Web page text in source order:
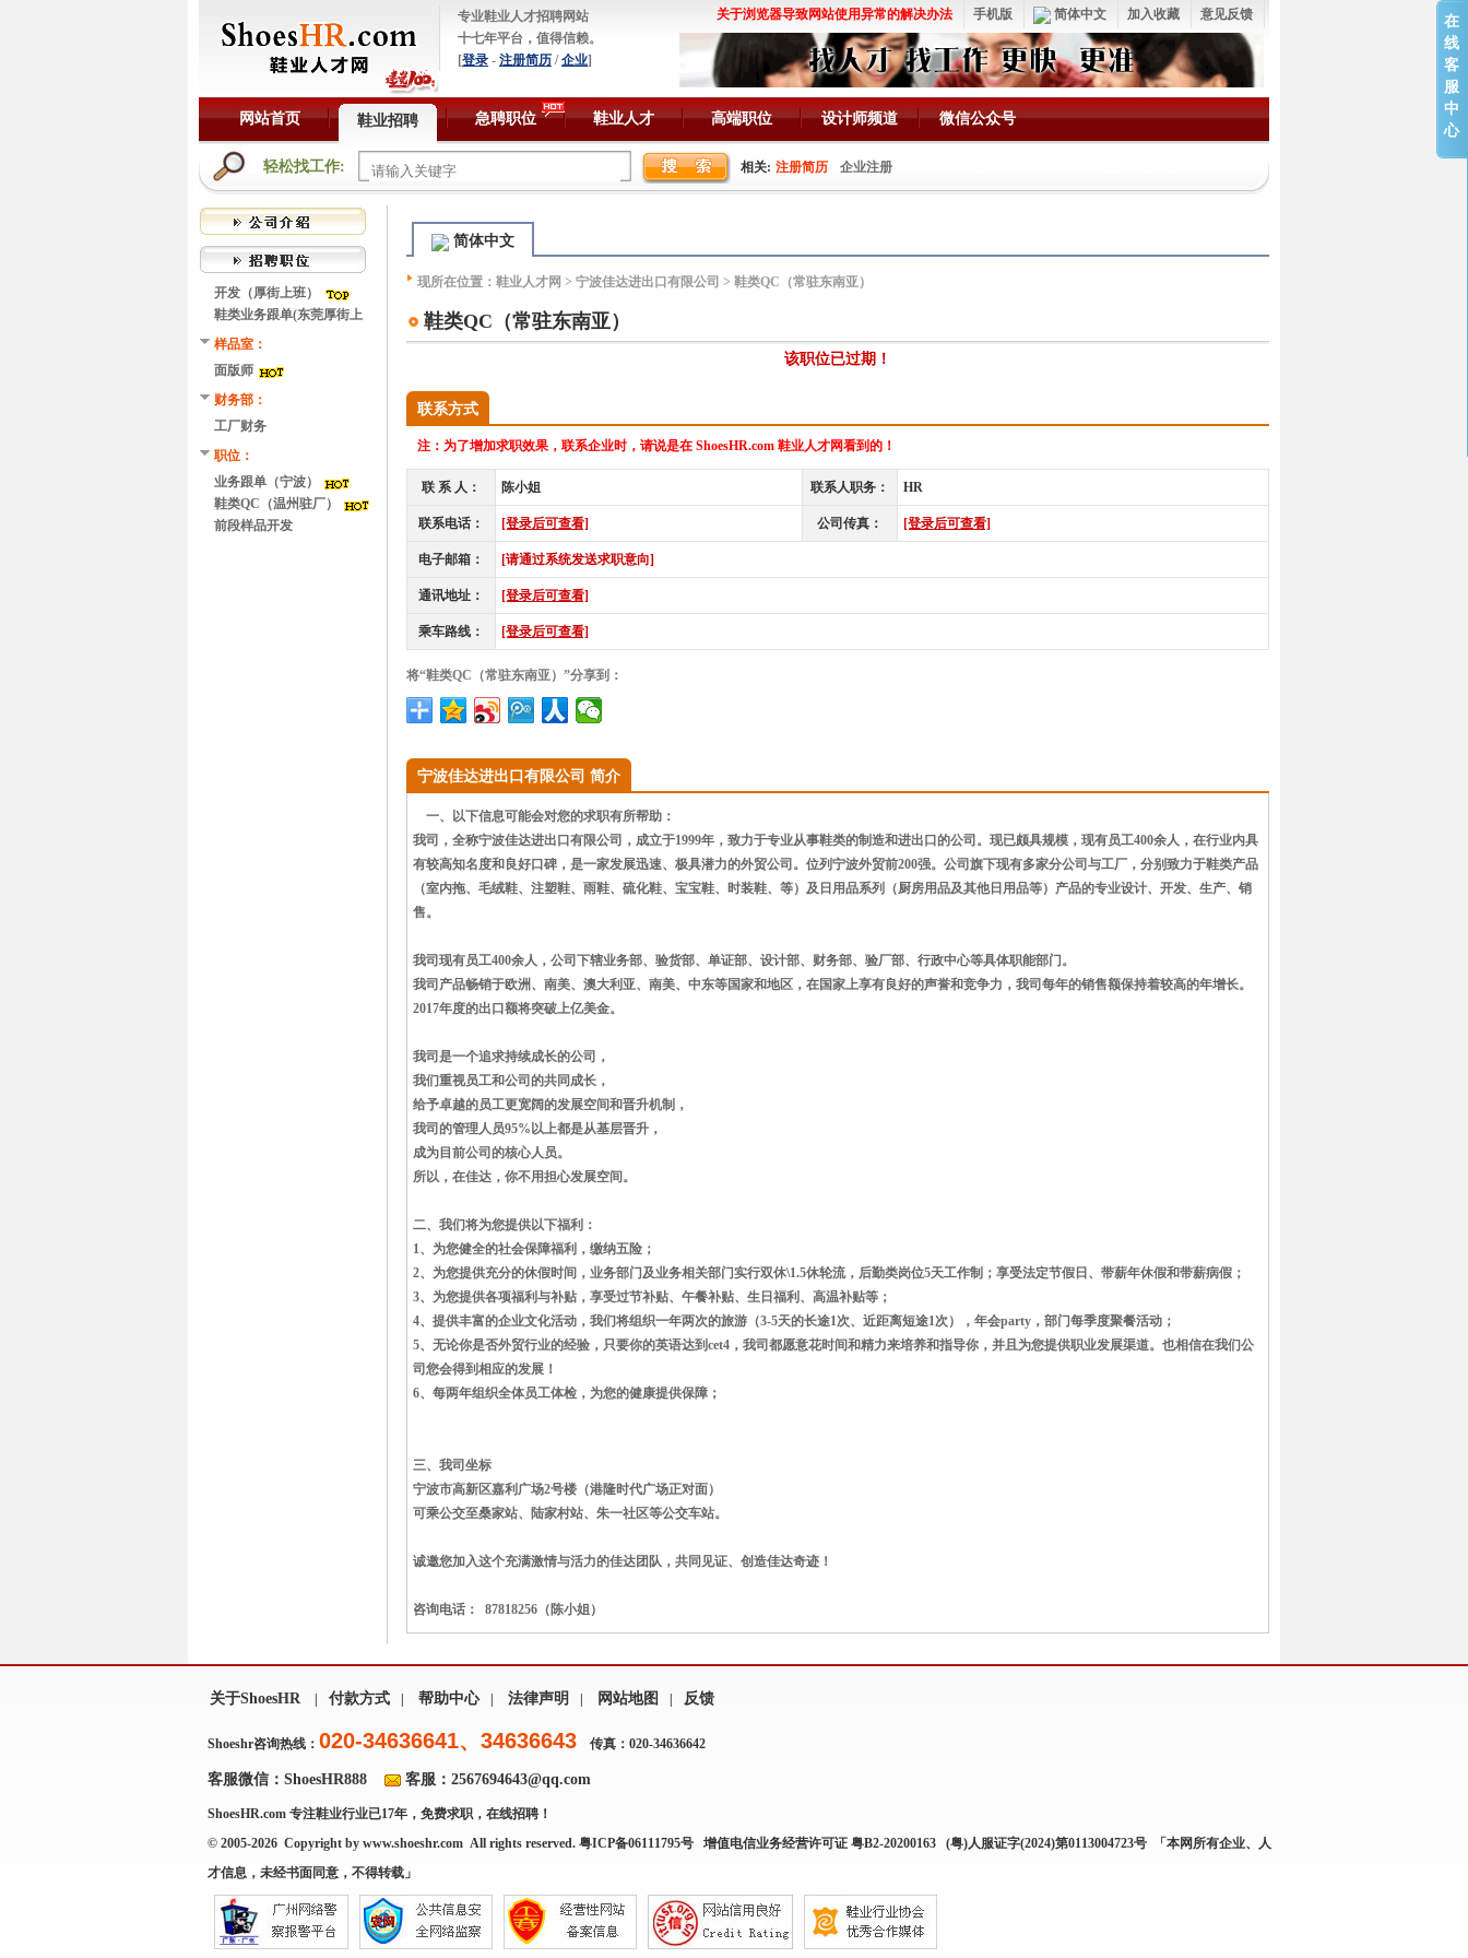
专业鞋业人才招聘网站
十七年平台，值得信赖。
[登录 - 注册简历 /企业]
意见反馈
加入收藏
简体中文
手机版
关于浏览器导致网站使用异常的解决办法
网站首页 鞋业招聘 急聘职位 鞋业人才 高端职位 设计师频道 微信公众号
轻松找工作: 相关: 注册简历 企业注册
简体中文
现所在位置： 鞋业人才网 > 宁波佳达进出口有限公司 > 鞋类QC（常驻东南亚）
鞋类QC（常驻东南亚）
该职位已过期！
联系方式
注： 为了增加求职效果，联系企业时，请说是在 ShoesHR.com 鞋业人才网看到的！
联 系 人： 陈小姐 联系人职务： HR
联系电话： [登录后可查看] 公司传真： [登录后可查看]
电子邮箱： [请通过系统发送求职意向]
通讯地址： [登录后可查看]
乘车路线： [登录后可查看]
将“鞋类QC（常驻东南亚）”分享到：
宁波佳达进出口有限公司 简介
一、以下信息可能会对您的求职有所帮助：
我司，全称宁波佳达进出口有限公司，成立于1999年，致力于专业从事鞋类的制造和进出口的公司。现已颇具规模，现有员工400余人，在行业内具
有较高知名度和良好口碑，是一家发展迅速、极具潜力的外贸公司。位列宁波外贸前200强。公司旗下现有多家分公司与工厂，分别致力于鞋类产品
（室内拖、毛绒鞋、注塑鞋、雨鞋、硫化鞋、宝宝鞋、时装鞋、等）及日用品系列（厨房用品及其他日用品等）产品的专业设计、开发、生产、销
售。
我司现有员工400余人，公司下辖业务部、验货部、单证部、设计部、财务部、验厂部、行政中心等具体职能部门。
我司产品畅销于欧洲、南美、澳大利亚、南美、中东等国家和地区，在国家上享有良好的声誉和竞争力，我司每年的销售额保持着较高的年增长。
2017年度的出口额将突破上亿美金。
我司是一个追求持续成长的公司，
我们重视员工和公司的共同成长，
给予卓越的员工更宽阔的发展空间和晋升机制，
我司的管理人员95%以上都是从基层晋升，
成为目前公司的核心人员。
所以，在佳达，你不用担心发展空间。
二、我们将为您提供以下福利：
1、为您健全的社会保障福利，缴纳五险；
2、为您提供充分的休假时间，业务部门及业务相关部门实行双休\1.5休轮流，后勤类岗位5天工作制；享受法定节假日、带薪年休假和带薪病假；
3、为您提供各项福利与补贴，享受过节补贴、午餐补贴、生日福利、高温补贴等；
4、提供丰富的企业文化活动，我们将组织一年两次的旅游（3-5天的长途1次、近距离短途1次），年会party，部门每季度聚餐活动；
5、无论你是否外贸行业的经验，只要你的英语达到cet4，我司都愿意花时间和精力来培养和指导你，并且为您提供职业发展渠道。也相信在我们公
司您会得到相应的发展！
6、每两年组织全体员工体检，为您的健康提供保障；
三、我司坐标
宁波市高新区嘉利广场2号楼（港隆时代广场正对面）
可乘公交至桑家站、陆家村站、朱一社区等公交车站。
诚邀您加入这个充满激情与活力的佳达团队，共同见证、创造佳达奇迹！
咨询电话： 87818256（陈小姐）
开发（厚街上班）
鞋类业务跟单(东莞厚街上
班）
样品室：
面版师
财务部：
工厂财务
职位：
业务跟单（宁波）
鞋类QC（温州驻厂）
前段样品开发
在
线
客
服
中
心
关于ShoesHR 付款方式 帮助中心 法律声明 网站地图 反馈
Shoeshr咨询热线： 020-34636641、34636643 传真：020-34636642
客服微信：ShoesHR888 客服：2567694643@qq.com
ShoesHR.com 专注鞋业行业已17年，免费求职，在线招聘！
© 2005-2026 Copyright by www.shoeshr.com All rights reserved. 粤ICP备06111795号 增值电信业务经营许可证 粤B2-20200163 (粤)人服证字(2024)第0113004723号
「本网所有企业、人
才信息，未经书面同意，不得转载」